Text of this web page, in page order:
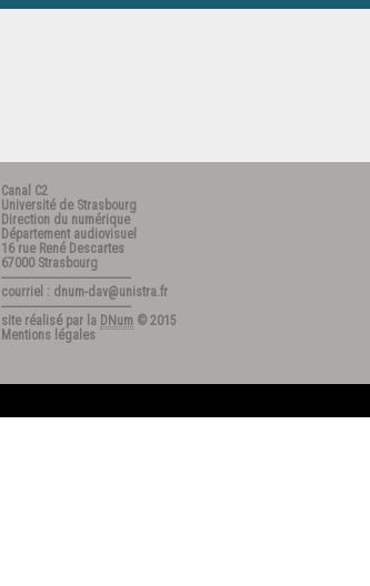
Canal C2
Université de Strasbourg
Direction du numérique
Département audiovisuel
16 rue René Descartes
67000 Strasbourg
---------------------------------------
courriel : dnum-dav@unistra.fr
---------------------------------------
site réalisé par la DNum © 2015
Mentions légales